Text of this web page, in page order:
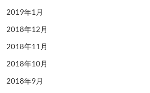
2019年1月
2018年12月
2018年11月
2018年10月
2018年9月